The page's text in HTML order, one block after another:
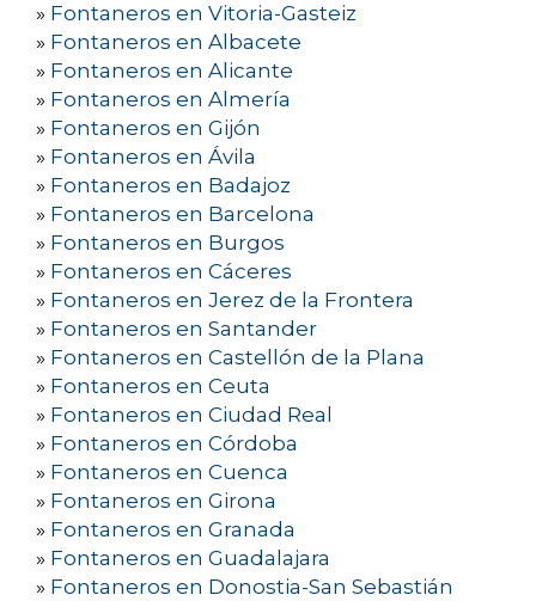
» Fontaneros en Vitoria-Gasteiz
» Fontaneros en Albacete
» Fontaneros en Alicante
» Fontaneros en Almería
» Fontaneros en Gijón
» Fontaneros en Ávila
» Fontaneros en Badajoz
» Fontaneros en Barcelona
» Fontaneros en Burgos
» Fontaneros en Cáceres
» Fontaneros en Jerez de la Frontera
» Fontaneros en Santander
» Fontaneros en Castellón de la Plana
» Fontaneros en Ceuta
» Fontaneros en Ciudad Real
» Fontaneros en Córdoba
» Fontaneros en Cuenca
» Fontaneros en Girona
» Fontaneros en Granada
» Fontaneros en Guadalajara
» Fontaneros en Donostia-San Sebastián